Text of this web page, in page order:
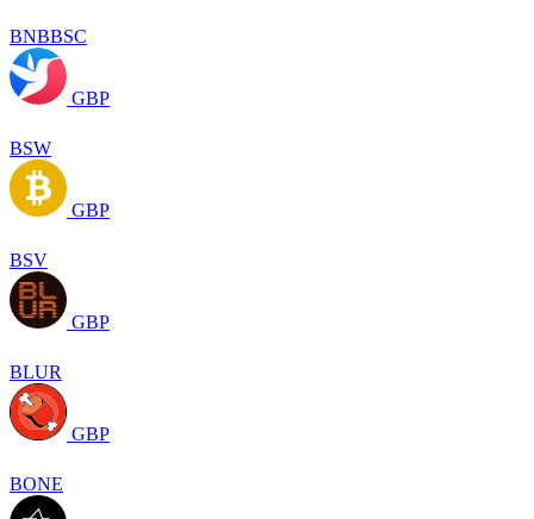
BNBBSC
GBP
BSW
GBP
BSV
GBP
BLUR
GBP
BONE